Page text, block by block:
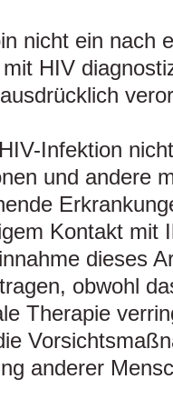
nicht ein nach
HIV
Infektion
und andere
Kontakt mit
dieses
obwohl
Therapie
anderer